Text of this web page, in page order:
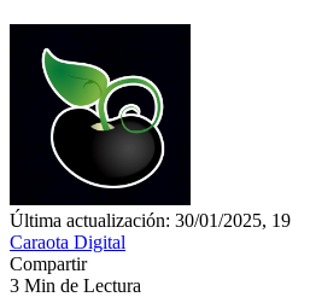
Última actualización: 30/01/2025, 19
Caraota Digital
Compartir
3 Min de Lectura